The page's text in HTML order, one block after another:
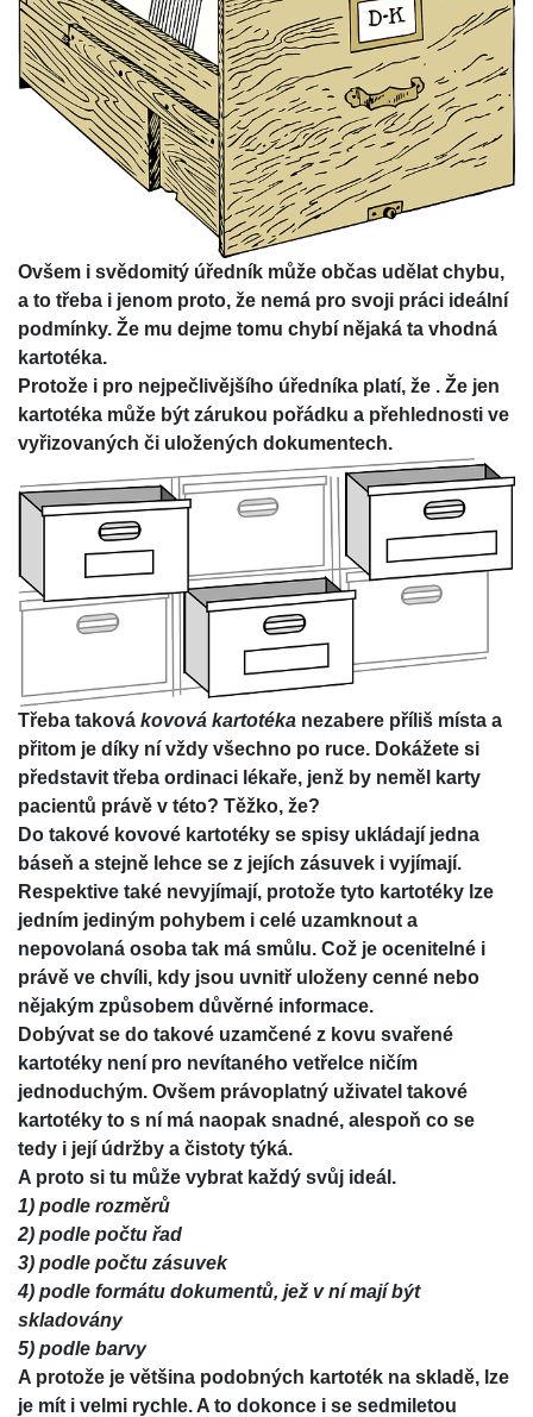
Ovšem i svědomitý úředník může občas udělat chybu,
a to třeba i jenom proto, že nemá pro svoji práci ideální
podmínky. Že mu dejme tomu chybí nějaká ta vhodná
kartotéka.
Protože i pro nejpečlivějšího úředníka platí, že . Že jen
kartotéka může být zárukou pořádku a přehlednosti ve
vyřizovaných či uložených dokumentech.
Třeba taková kovová kartotéka nezabere příliš místa a
přitom je díky ní vždy všechno po ruce. Dokážete si
představit třeba ordinaci lékaře, jenž by neměl karty
pacientů právě v této? Těžko, že?
Do takové kovové kartotéky se spisy ukládají jedna
báseň a stejně lehce se z jejích zásuvek i vyjímají.
Respektive také nevyjímají, protože tyto kartotéky lze
jedním jediným pohybem i celé uzamknout a
nepovolaná osoba tak má smůlu. Což je ocenitelné i
právě ve chvíli, kdy jsou uvnitř uloženy cenné nebo
nějakým způsobem důvěrné informace.
Dobývat se do takové uzamčené z kovu svařené
kartotéky není pro nevítaného vetřelce ničím
jednoduchým. Ovšem právoplatný uživatel takové
kartotéky to s ní má naopak snadné, alespoň co se
tedy i její údržby a čistoty týká.
A proto si tu může vybrat každý svůj ideál.
1) podle rozměrů
2) podle počtu řad
3) podle počtu zásuvek
4) podle formátu dokumentů, jež v ní mají být
skladovány
5) podle barvy
A protože je většina podobných kartoték na skladě, lze
je mít i velmi rychle. A to dokonce i se sedmiletou